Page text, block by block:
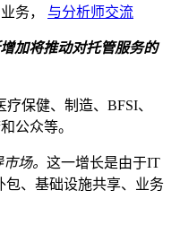
务， 与分析师交流
加将推动对托管服务的
保健、制造、BFSI、
公众等。
场。 这一增长是由于IT
包、基础设施共享、业务